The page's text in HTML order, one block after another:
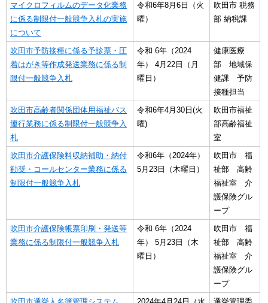
マイクロフィルムのデータ化業務
に係る制限付一般競争入札の実施
について
令和6年8月6日（火
曜）
吹田市 税務
部 納税課
吹田市予防接種に係る予診票・圧
着はがき等作成発送業務に係る制
限付一般競争入札
令和 6年（2024
年） 4月22日（月
曜日）
健康医療
部 地域保
健課 予防
接種担当
吹田市高齢者関係団体用福祉バス
運行業務に係る制限付一般競争入
札
令和6年4月30日(火
曜)
吹田市福祉
部高齢福祉
室
吹田市介護保険料収納補助・納付
勧奨・コールセンター業務に係る
制限付一般競争入札
令和6年（2024年）
5月23日（木曜日）
吹田市 福
祉部 高齢
福祉室 介
護保険グル
ープ
吹田市介護保険帳票印刷・発送等
業務に係る制限付一般競争入札
令和 6年（2024
年） 5月23日（木
曜日）
吹田市 福
祉部 高齢
福祉室 介
護保険グル
ープ